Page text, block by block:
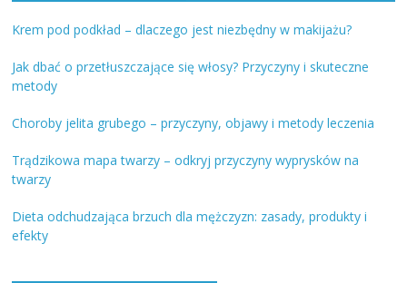
Krem pod podkład – dlaczego jest niezbędny w makijażu?
Jak dbać o przetłuszczające się włosy? Przyczyny i skuteczne
metody
Choroby jelita grubego – przyczyny, objawy i metody leczenia
Trądzikowa mapa twarzy – odkryj przyczyny wyprysków na
twarzy
Dieta odchudzająca brzuch dla mężczyzn: zasady, produkty i
efekty